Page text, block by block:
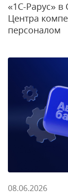
«1С-Рарус» в
Центра
персоналом
08.06.2026